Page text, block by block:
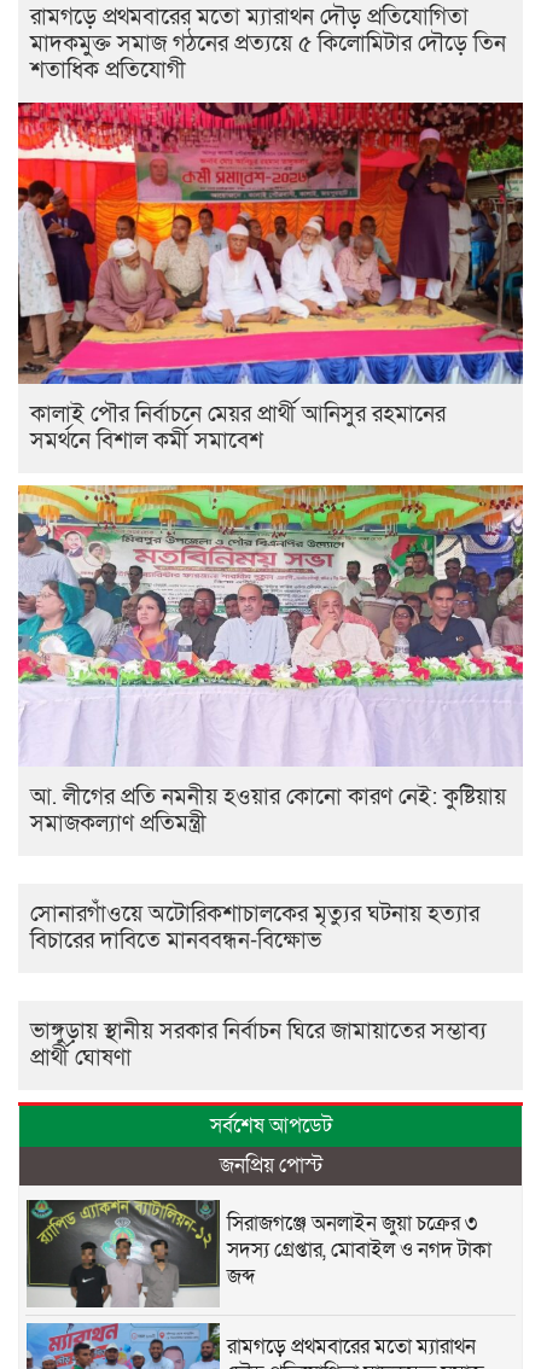
রামগড়ে প্রথমবারের মতো ম্যারাথন দৌড় প্রতিযোগিতা
মাদকমুক্ত সমাজ গঠনের প্রত্যয়ে ৫ কিলোমিটার দৌড়ে তিন
শতাধিক প্রতিযোগী
কালাই পৌর নির্বাচনে মেয়র প্রার্থী আনিসুর রহমানের
সমর্থনে বিশাল কর্মী সমাবেশ
আ. লীগের প্রতি নমনীয় হওয়ার কোনো কারণ নেই: কুষ্টিয়ায়
সমাজকল্যাণ প্রতিমন্ত্রী
সোনারগাঁওয়ে অটোরিকশাচালকের মৃত্যুর ঘটনায় হত্যার
বিচারের দাবিতে মানববন্ধন-বিক্ষোভ
ভাঙ্গুড়ায় স্থানীয় সরকার নির্বাচন ঘিরে জামায়াতের সম্ভাব্য
প্রার্থী ঘোষণা
সর্বশেষ আপডেট
জনপ্রিয় পোস্ট
সিরাজগঞ্জে অনলাইন জুয়া চক্রের ৩
সদস্য গ্রেপ্তার, মোবাইল ও নগদ টাকা
জব্দ
রামগড়ে প্রথমবারের মতো ম্যারাথন